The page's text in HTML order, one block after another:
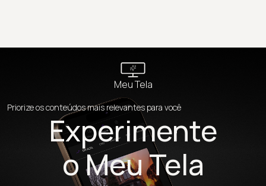
Meu Tela
Priorize os conteúdos mais relevantes para você
Experimente
o Meu Tela